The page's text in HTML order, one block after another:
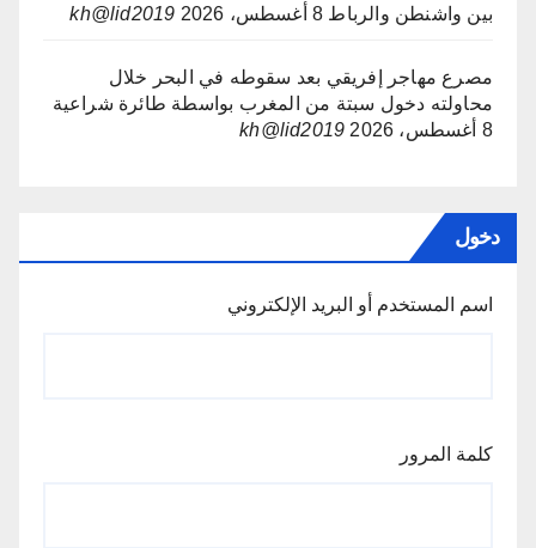
بين واشنطن والرباط 8 أغسطس، 2026 kh@lid2019
مصرع مهاجر إفريقي بعد سقوطه في البحر خلال
محاولته دخول سبتة من المغرب بواسطة طائرة شراعية
8 أغسطس، 2026
kh@lid2019
دخول
اسم المستخدم أو البريد الإلكتروني
كلمة المرور